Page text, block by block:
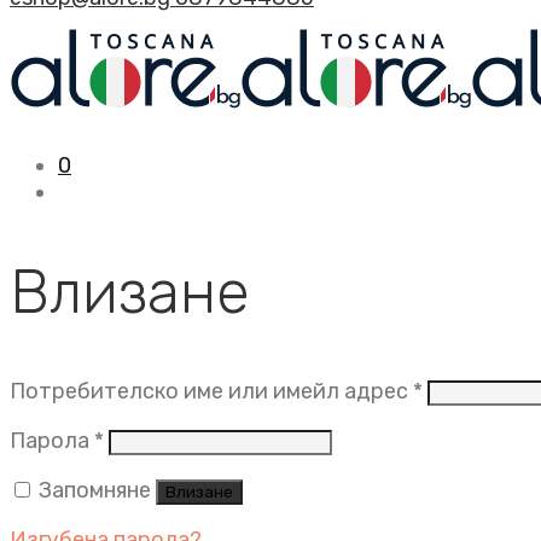
0
Влизане
Потребителско име или имейл адрес *
Парола * Задължително
Запомняне
Влизане